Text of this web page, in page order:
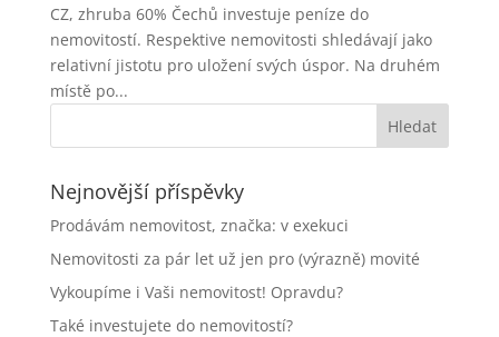
CZ, zhruba 60% Čechů investuje peníze do
nemovitostí. Respektive nemovitosti shledávají jako
relativní jistotu pro uložení svých úspor. Na druhém
místě po...
Nejnovější příspěvky
Prodávám nemovitost, značka: v exekuci
Nemovitosti za pár let už jen pro (výrazně) movité
Vykoupíme i Vaši nemovitost! Opravdu?
Také investujete do nemovitostí?